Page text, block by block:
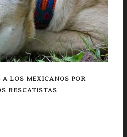
A LOS MEXICANOS POR
RESCATISTAS